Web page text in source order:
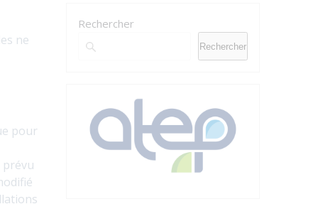
ne
pour
prévu
Rechercher
Rechercher